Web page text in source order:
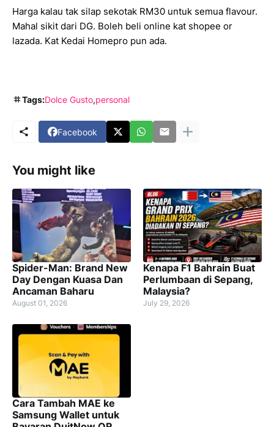
Harga kalau tak silap sekotak RM30 untuk semua flavour.
Mahal sikit dari DG. Boleh beli online kat shopee or
lazada. Kat Kedai Homepro pun ada.
Tags:Dolce Gusto personal
Facebook
You might like
Spider-Man: Brand New
Day Dengan Kuasa Dan
Ancaman Baharu
August 01, 2026
Kenapa F1 Bahrain Buat
Perlumbaan di Sepang,
Malaysia?
July 29, 2026
Cara Tambah MAE ke
Samsung Wallet untuk